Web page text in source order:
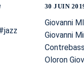
30 JUIN
Giovanni
Giovanni
Oloron